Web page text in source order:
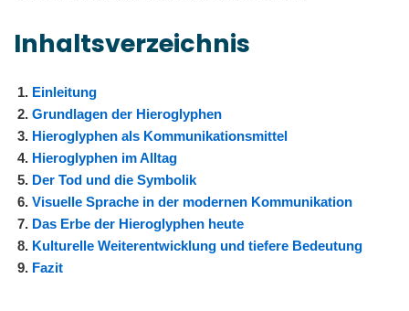
Inhaltsverzeichnis
Einleitung
Grundlagen der Hieroglyphen
Hieroglyphen als Kommunikationsmittel
Hieroglyphen im Alltag
Der Tod und die Symbolik
Visuelle Sprache in der modernen Kommunikation
Das Erbe der Hieroglyphen heute
Kulturelle Weiterentwicklung und tiefere Bedeutung
Fazit